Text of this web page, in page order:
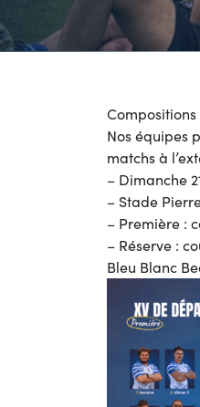
Compositions
Nos équipes
matchs à
– Dimanche
– Stade
– Première : c
– Réserve :
Bleu Blanc